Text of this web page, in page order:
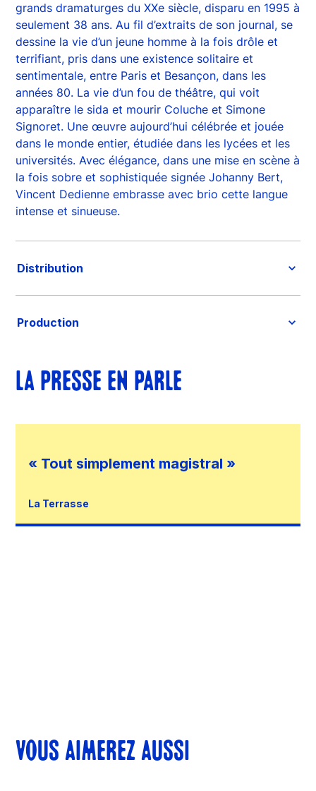
grands dramaturges du XXe siècle, disparu en 1995 à
seulement 38 ans. Au fil d’extraits de son journal, se
dessine la vie d’un jeune homme à la fois drôle et
terrifiant, pris dans une existence solitaire et
sentimentale, entre Paris et Besançon, dans les
années 80. La vie d’un fou de théâtre, qui voit
apparaître le sida et mourir Coluche et Simone
Signoret. Une œuvre aujourd’hui célébrée et jouée
dans le monde entier, étudiée dans les lycées et les
universités. Avec élégance, dans une mise en scène à
la fois sobre et sophistiquée signée Johanny Bert,
Vincent Dedienne embrasse avec brio cette langue
intense et sinueuse.
Distribution
Production
LA PRESSE EN PARLE
« Tout simplement magistral »
La Terrasse
VOUS AIMEREZ AUSSI